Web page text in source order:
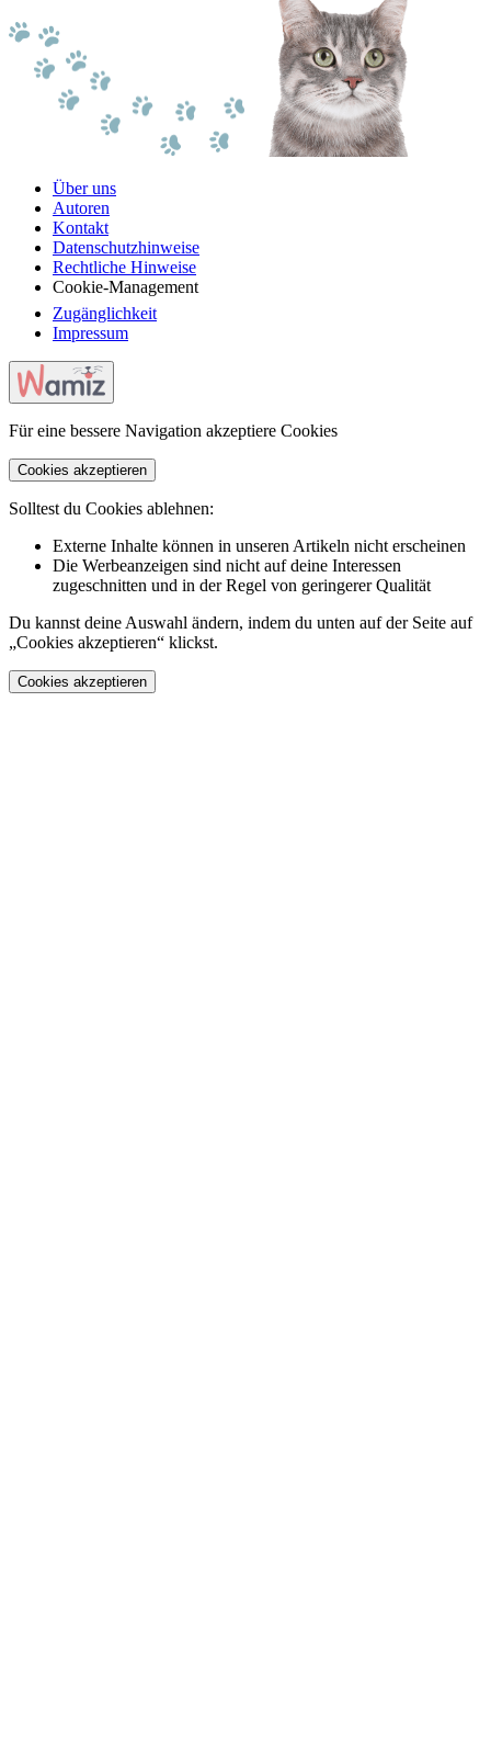
Über uns
Autoren
Kontakt
Datenschutzhinweise
Rechtliche Hinweise
Cookie-Management
Zugänglichkeit
Impressum
Für eine bessere Navigation akzeptiere Cookies
Cookies akzeptieren
Solltest du Cookies ablehnen:
Externe Inhalte können in unseren Artikeln nicht erscheinen
Die Werbeanzeigen sind nicht auf deine Interessen
zugeschnitten und in der Regel von geringerer Qualität
Du kannst deine Auswahl ändern, indem du unten auf der Seite auf
„Cookies akzeptieren“ klickst.
Cookies akzeptieren